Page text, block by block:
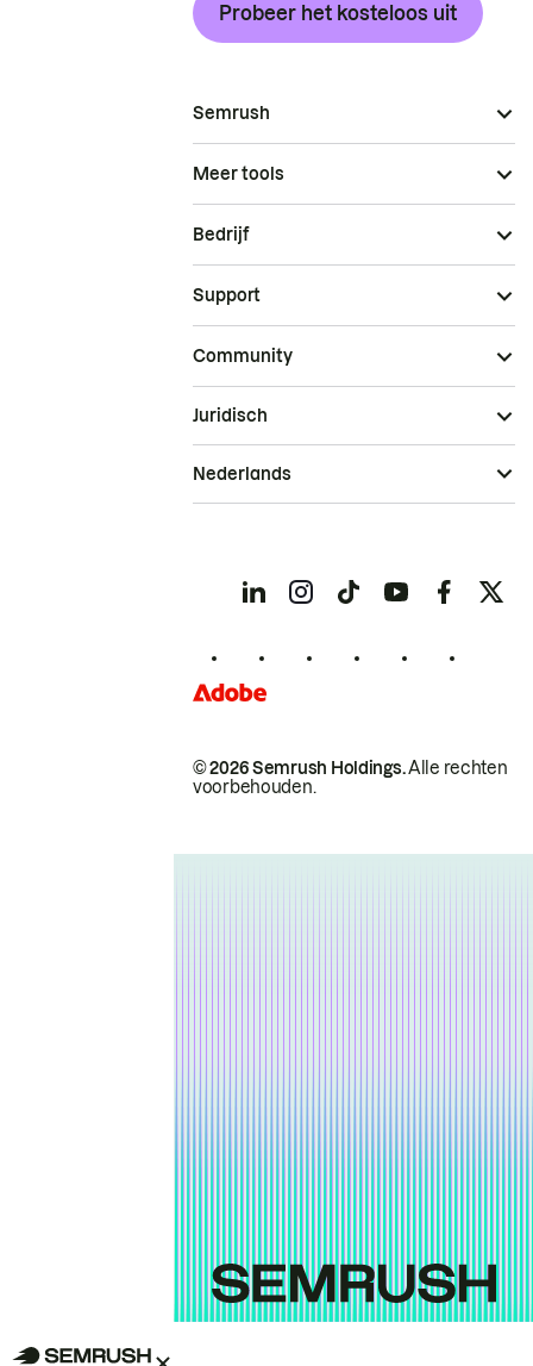
Probeer het kosteloos uit
Semrush
Meer tools
Bedrijf
Support
Community
© 2026 Semrush Holdings.Alle rechten
voorbehouden.
Juridisch
Nederlands